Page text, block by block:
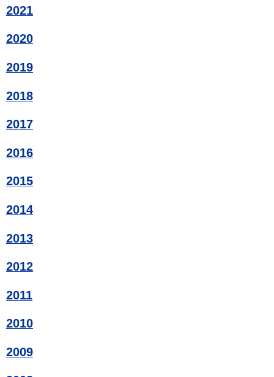
2021
2020
2019
2018
2017
2016
2015
2014
2013
2012
2011
2010
2009